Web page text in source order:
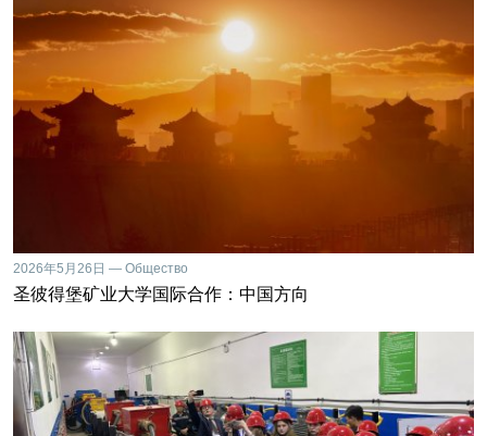
2026年5月26日 — Общество
圣彼得堡矿业大学国际合作：中国方向